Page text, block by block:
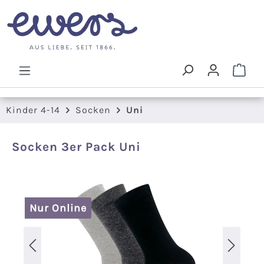
Zum Hauptinhalt springen
Kinder 4-14 Socken Uni
Socken 3er Pack Uni
Bildergalerie überspringen
Nur Online